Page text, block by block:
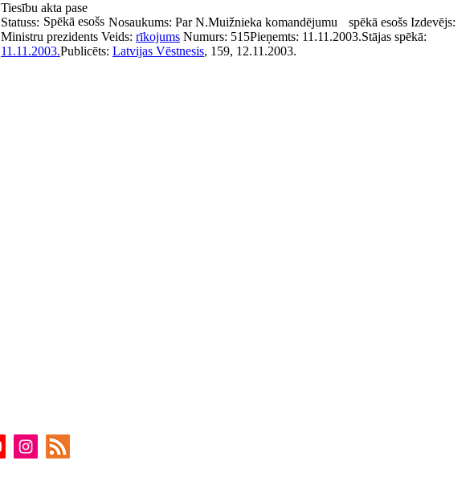
Tiesību akta pase
Nosaukums: Par N.Muižnieka komandējumu
Statuss: Spēkā esošs spēkā esošs Izdevējs:
Ministru prezidents Veids: rīkojums Numurs: 515Pieņemts: 11.11.2003.Stājas spēkā:
11.11.2003.Publicēts: Latvijas Vēstnesis, 159, 12.11.2003.